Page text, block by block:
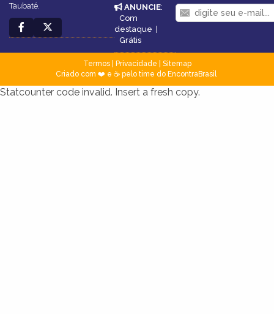
Taubaté.
ANUNCIE:
Com
destaque |
Grátis
Termos| Privacidade
Sitemap
Criado com ❤️ e ☕ pelo time do EncontraBrasil
Statcounter code invalid. Insert a fresh copy.